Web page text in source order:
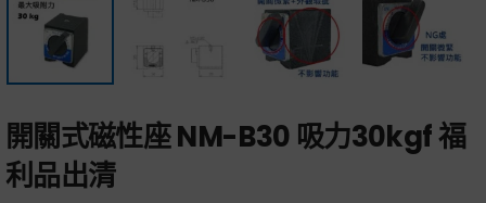
開關式磁性座 NM-B30 吸力30kgf 福
利品出清